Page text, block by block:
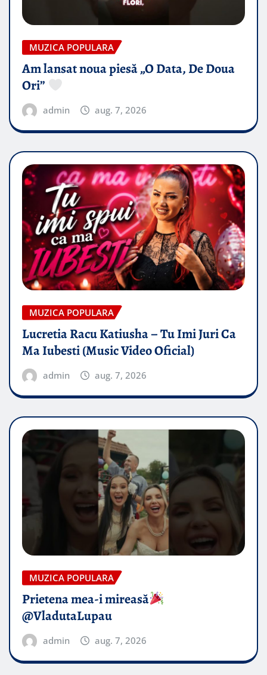
MUZICA POPULARA
Am lansat noua piesă „O Data, De Doua
Ori”
admin aug. 7, 2026
MUZICA POPULARA
Lucretia Racu Katiusha – Tu Imi Juri Ca
Ma Iubesti (Music Video Oficial)
admin aug. 7, 2026
MUZICA POPULARA
Prietena mea-i mireasă​
@VladutaLupau
admin aug. 7, 2026